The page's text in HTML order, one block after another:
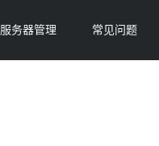
服务器管理 常见问题